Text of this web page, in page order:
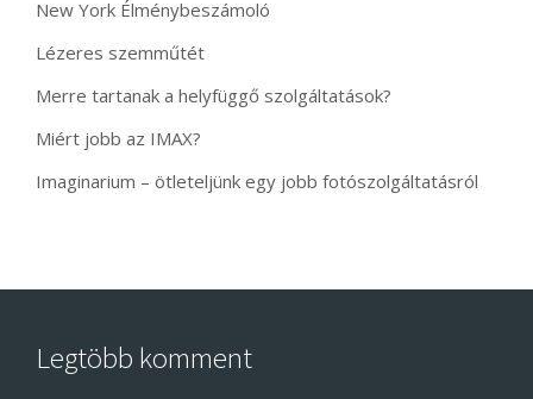
New York Élménybeszámoló
Lézeres szemműtét
Merre tartanak a helyfüggő szolgáltatások?
Miért jobb az IMAX?
Imaginarium – ötleteljünk egy jobb fotószolgáltatásról
Legtöbb komment